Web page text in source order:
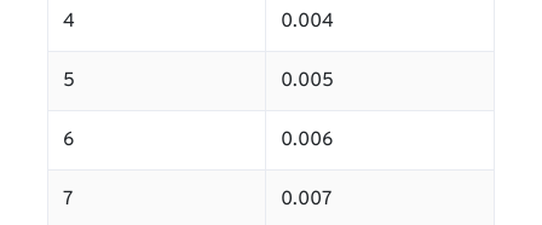
4 0.004
5 0.005
6 0.006
7 0.007